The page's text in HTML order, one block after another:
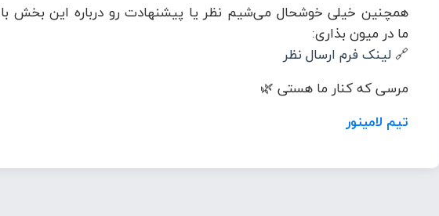
همچنین خیلی خوشحال می‌شیم نظر یا پیشنهادت رو درباره این بخش با
ما در میون بذاری:
🔗 لینک فرم ارسال نظر
مرسی که کنار ما هستی 🌿
تیم لامینور